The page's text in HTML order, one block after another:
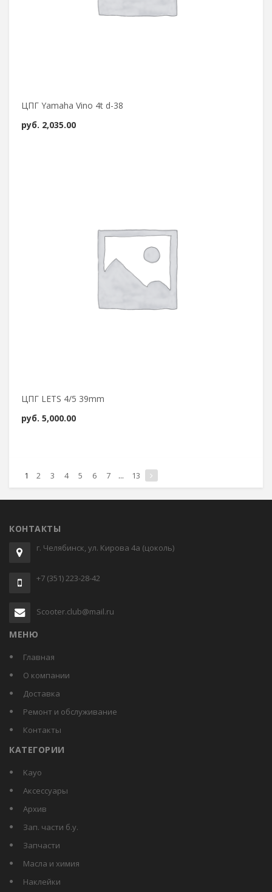
ЦПГ Yamaha Vino 4t d-38
руб. 2,035.00
ЦПГ LETS 4/5 39mm
руб. 5,000.00
1 2 3 4 5 6 7 ... 13
КОНТАКТЫ
г. Челябинск, ул. Кирова 4а (цоколь)
+7 (351) 223-28-42
Scooter.club@mail.ru
МЕНЮ
Главная
О компании
Доставка
Ремонт и обслуживание
Контакты
КАТЕГОРИИ
kayo
аксессуары
архив
зап. части б.у.
запчасти
масла и химия
наклейки